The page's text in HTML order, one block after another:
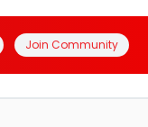
Join Community